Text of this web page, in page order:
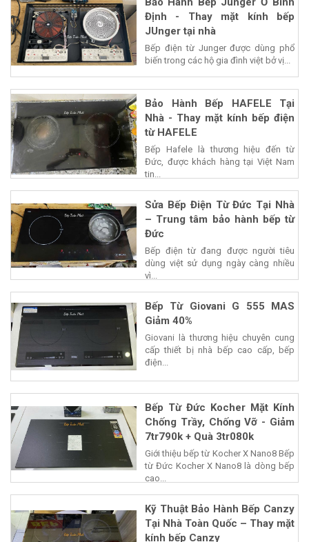
Định - Thay mặt kính bếp
JUnger tại nhà
Bếp điện từ Junger được dùng phổ
biến trong các hộ gia đình việt bở vị...
Bảo Hành Bếp HAFELE Tại
Nhà - Thay mặt kính bếp điện
từ HAFELE
Bếp Hafele là thương hiệu đến từ
Đức, được khách hàng tại Việt Nam
tin...
Sửa Bếp Điện Từ Đức Tại Nhà
– Trung tâm bảo hành bếp từ
Đức
Bếp điện từ đang được người tiêu
dùng việt sử dụng ngày càng nhiều
vì...
Bếp Từ Giovani G 555 MAS
Giảm 40%
Giovani là thương hiệu chuyên cung
cấp thiết bị nhà bếp cao cấp, bếp
điện...
Bếp Từ Đức Kocher Mặt Kính
Chống Trầy, Chống Vỡ - Giảm
7tr790k + Quà 3tr080k
Giới thiệu bếp từ Kocher X Nano8 Bếp
từ Đức Kocher X Nano8 là dòng bếp
cao...
Kỹ Thuật Bảo Hành Bếp Canzy
Tại Nhà Toàn Quốc – Thay mặt
kính bếp Canzy